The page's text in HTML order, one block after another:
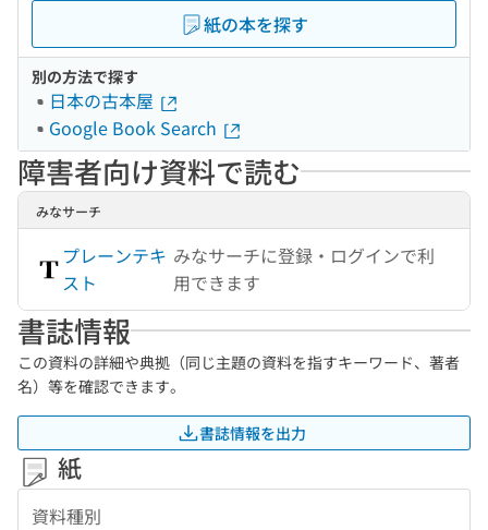
紙の本を探す
別の方法で探す
日本の古本屋
Google Book Search
障害者向け資料で読む
みなサーチ
プレーンテキ
スト
みなサーチに登録・ログインで利
用できます
書誌情報
この資料の詳細や典拠（同じ主題の資料を指すキーワード、著者
名）等を確認できます。
書誌情報を出力
紙
資料種別